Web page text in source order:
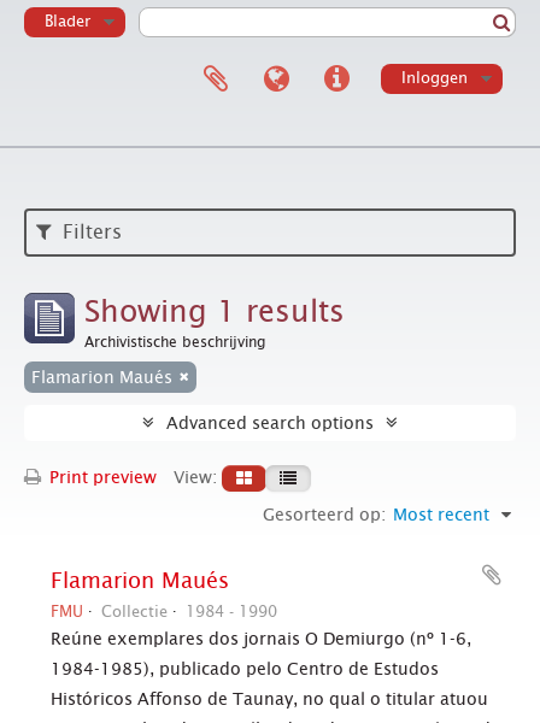
Blader
Inloggen
Filters
Showing 1 results
Archivistische beschrijving
Flamarion Maués
Advanced search options
Print preview
View:
Gesorteerd op: Most recent
Flamarion Maués
FMU Collectie 1984 - 1990
Reúne exemplares dos jornais O Demiurgo (nº 1-6,
1984-1985), publicado pelo Centro de Estudos
Históricos Affonso de Taunay, no qual o titular atuou